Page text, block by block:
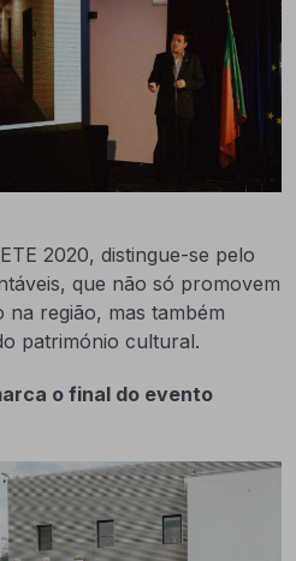
2020, distingue-se pelo
que não só promovem
região, mas também
património cultural.
o final do evento